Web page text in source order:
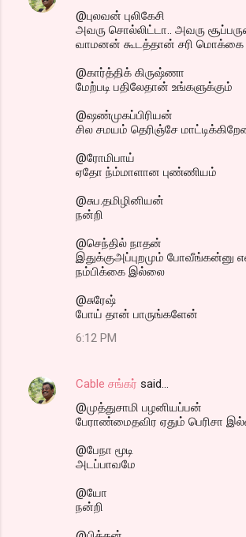
@புலவன் புலிகேசி
அவரு சொல்லிட்டா.. அவரு
வாமனன் கூடத்தான் சரி மொக்கை
@கார்த்திக் கிருஷ்ணா
மேற்படி பதிலேதான் உங்களுக்கும்
@ஷண்முகப்பிரியன்
சில சமயம் தெரிஞ்சே
@ரோமிபாய்
ஏதோ ந்ம்மாளான புண்ணியம்
@சுப.தமிழினியன்
நன்றி
@செந்தில் நாதன்
இதுக்குஅப்புறமும் போவீங்கன்னு
நம்பிக்கை இல்லை
@சுரேஷ்
போய் தான் பாருங்களேன்
6:12 PM
Cable சங்கர் said…
@முத்துசாமி பழனியப்பன்
பேராண்மைதவிர ஏதும் பெரிசா
@பேநா மூடி
அடப்பாவமே
@யோ
நன்றி